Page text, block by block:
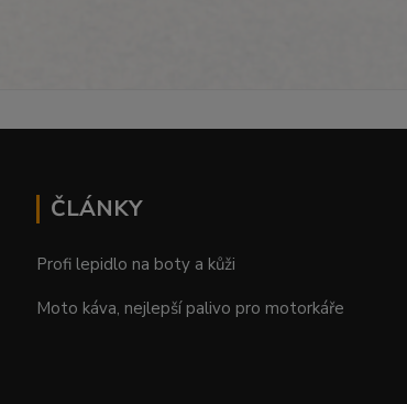
ČLÁNKY
Profi lepidlo na boty a kůži
Moto káva, nejlepší palivo pro motorkáře